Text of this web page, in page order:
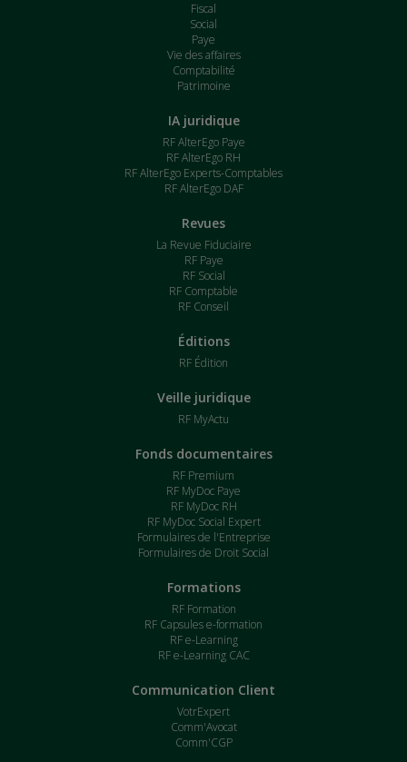
Fiscal
Social
Paye
Vie des affaires
Comptabilité
Patrimoine
IA juridique
RF AlterEgo Paye
RF AlterEgo RH
RF AlterEgo Experts-Comptables
RF AlterEgo DAF
Revues
La Revue Fiduciaire
RF Paye
RF Social
RF Comptable
RF Conseil
Éditions
RF Édition
Veille juridique
RF MyActu
Fonds documentaires
RF Premium
RF MyDoc Paye
RF MyDoc RH
RF MyDoc Social Expert
Formulaires de l'Entreprise
Formulaires de Droit Social
Formations
RF Formation
RF Capsules e-formation
RF e-Learning
RF e-Learning CAC
Communication Client
VotrExpert
Comm'Avocat
Comm'CGP